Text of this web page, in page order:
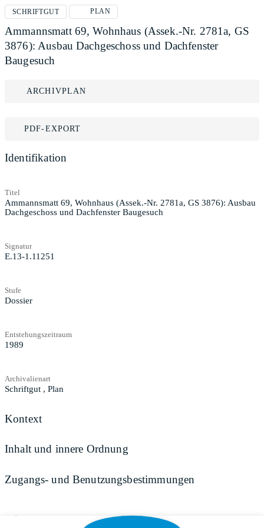
SCHRIFTGUT PLAN
Ammannsmatt 69, Wohnhaus (Assek.-Nr. 2781a, GS
3876): Ausbau Dachgeschoss und Dachfenster
Baugesuch
ARCHIVPLAN
PDF-EXPORT
Identifikation
Titel
Ammannsmatt 69, Wohnhaus (Assek.-Nr. 2781a, GS 3876): Ausbau
Dachgeschoss und Dachfenster Baugesuch
Signatur
E.13-1.11251
Stufe
Dossier
Entstehungszeitraum
1989
Archivalienart
Schriftgut , Plan
Kontext
Inhalt und innere Ordnung
Zugangs- und Benutzungsbestimmungen
Teilen